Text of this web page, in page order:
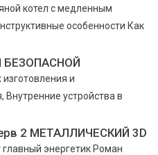
котел с медленным
особенности Как
БЕЗОПАСНОЙ
и
устройства в
2 МЕТАЛЛИЧЕСКИЙ 3D
энергетик Роман